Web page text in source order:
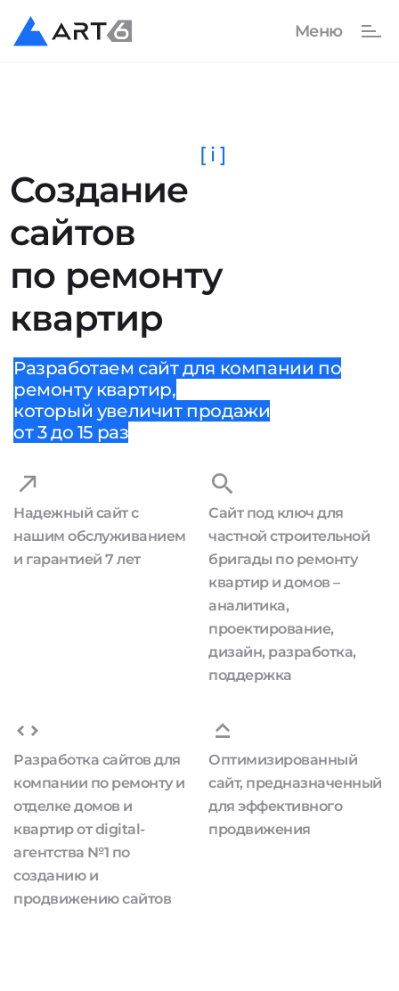
Создание
сайтов
по ремонту
квартир
[ i ]
Разработаем сайт для компании по
ремонту квартир,
который увеличит продажи
от 3 до 15 раз
Надежный сайт с
нашим обслуживанием
и гарантией 7 лет
Сайт под ключ для
частной строительной
бригады по ремонту
квартир и домов –
аналитика,
проектирование,
дизайн, разработка,
поддержка
Разработка сайтов для
компании по ремонту и
отделке домов и
квартир от digital-
агентства №1 по
созданию и
продвижению сайтов
Оптимизированный
сайт, предназначенный
для эффективного
продвижения